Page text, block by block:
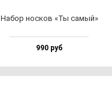
Набор нос­ков «Ты са­мый»
990 руб